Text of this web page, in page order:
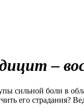
–
сильной боли в
его страдания?